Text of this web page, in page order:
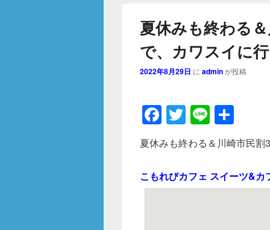
夏休みも終わる
で、カワスイに
2022年8月29日 に adminが投稿
F
a
c
e
b
T
wi
tt
er
Li
n
e
有
夏休みも終わる＆川崎市民
こもれびカフェ スイーツ&カ